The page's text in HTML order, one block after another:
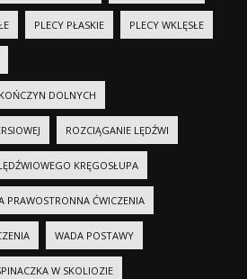
PLECY PŁASKIE PLECY WKLĘSŁE
DOLNYCH
ROZCIĄGANIE LĘDŹWI
KRĘGOSŁUPA
PRAWOSTRONNA ĆWICZENIA
WADA POSTAWY
W SKOLIOZIE